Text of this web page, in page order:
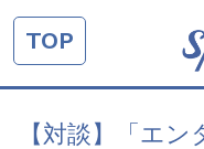
TOP
【対談】「エ